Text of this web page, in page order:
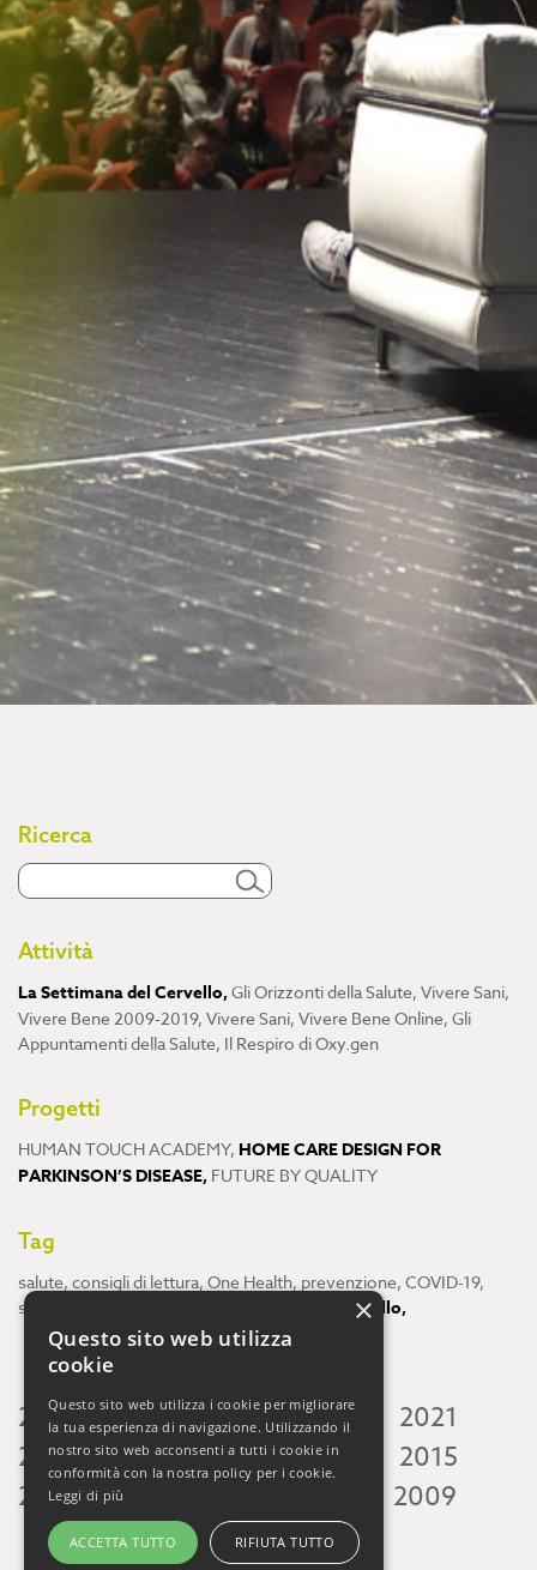
Ricerca
Attività
La Settimana del Cervello,Gli Orizzonti della Salute, Vivere Sani,
Vivere Bene 2009-2019, Vivere Sani, Vivere Bene Online, Gli
Appuntamenti della Salute, Il Respiro di Oxy.gen
Progetti
HUMAN TOUCH ACADEMY, HOME CARE DESIGN FOR
PARKINSON’S DISEASE, FUTURE BY QUALITY
Tag
salute, consigli di lettura, One Health, prevenzione, COVID-19,
scienza
cervello,
2026 2025 2024 2023 2022
2021
2020 2019 2018 2017 2016
2015
2014 2013 2009
×
Questo sito web utilizza
cookie
Questo sito web utilizza i cookie per migliorare
la tua esperienza di navigazione. Utilizzando il
nostro sito web acconsenti a tutti i cookie in
conformità con la nostra policy per i cookie.
Leggi di più
ACCETTA TUTTO RIFIUTA TUTTO